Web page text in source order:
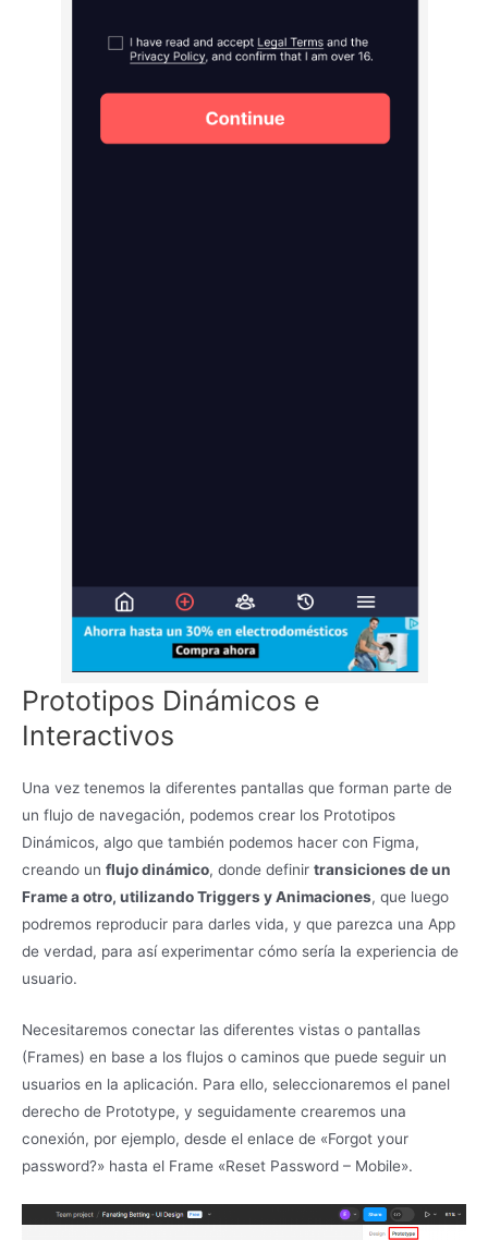
Prototipos Dinámicos e
Interactivos
Una vez tenemos la diferentes pantallas que forman parte de
un flujo de navegación, podemos crear los Prototipos
Dinámicos, algo que también podemos hacer con Figma,
creando un flujo dinámico, donde definir transiciones de un
Frame a otro, utilizando Triggers y Animaciones, que luego
podremos reproducir para darles vida, y que parezca una App
de verdad, para así experimentar cómo sería la experiencia de
usuario.
Necesitaremos conectar las diferentes vistas o pantallas
(Frames) en base a los flujos o caminos que puede seguir un
usuarios en la aplicación. Para ello, seleccionaremos el panel
derecho de Prototype, y seguidamente crearemos una
conexión, por ejemplo, desde el enlace de «Forgot your
password?» hasta el Frame «Reset Password – Mobile».